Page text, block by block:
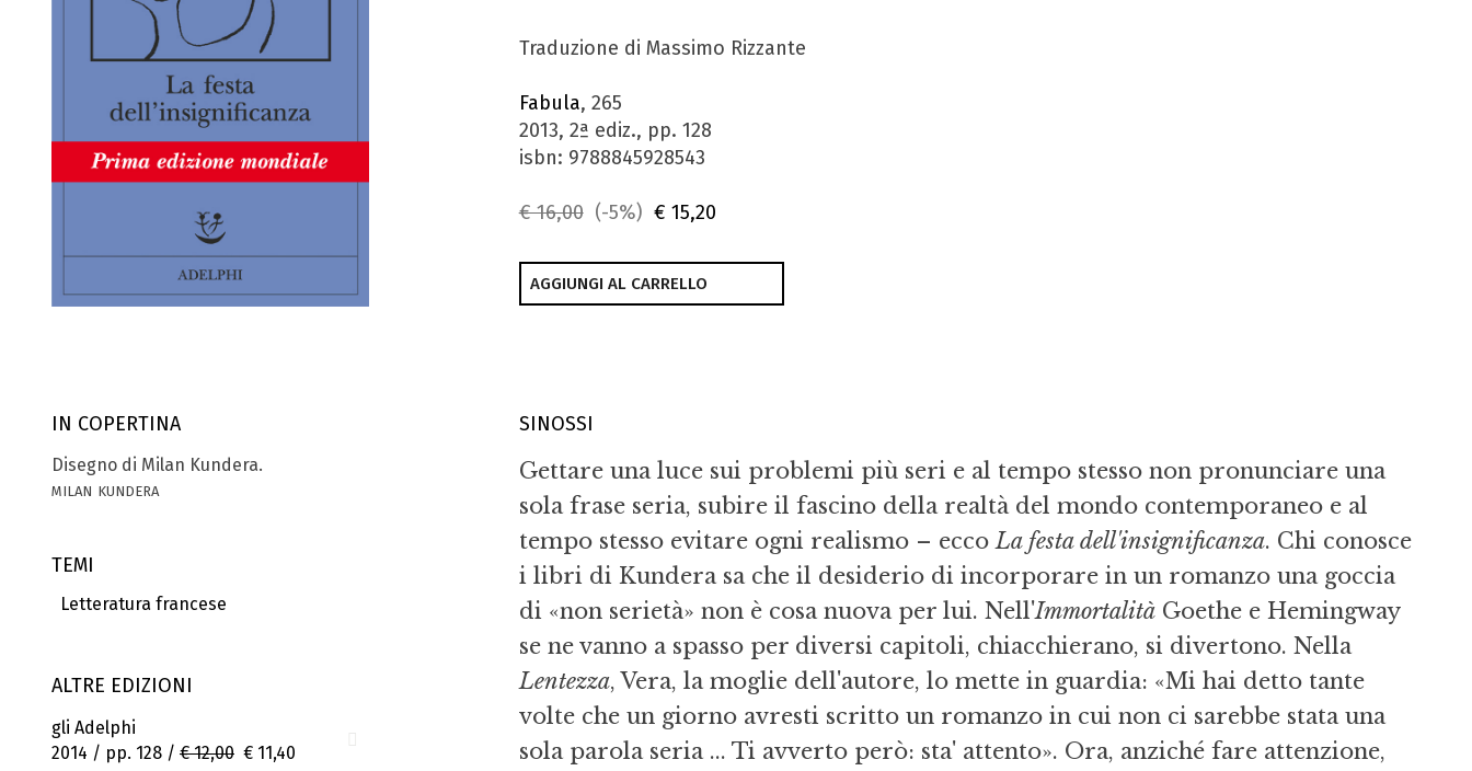
Traduzione di Massimo Rizzante
Fabula, 265
2013, 2ª ediz., pp. 128
isbn: 9788845928543
€ 16,00 (-5%) € 15,20
AGGIUNGI AL CARRELLO
IN COPERTINA
Disegno di Milan Kundera.
milan kundera
TEMI
Letteratura francese
ALTRE EDIZIONI
gli Adelphi
2014 / pp. 128 / € 12,00 € 11,40
SINOSSI
Gettare una luce sui problemi più seri e al tempo stesso non pronunciare una
sola frase seria, subire il fascino della realtà del mondo contemporaneo e al
tempo stes­so evitare ogni realismo – ecco La festa dell'insignifi­canza. Chi conosce
i libri di Kundera sa che il desiderio di incorporare in un romanzo una goccia
di «non serietà» non è cosa nuova per lui. Nell'Im­mortalitàGoe­the e Hemingway
se ne vanno a spasso per diversi capitoli, chiacchierano, si divertono. Nella
Lentezza, Vera, la moglie dell'autore, lo mette in guardia: «Mi hai detto tante
volte che un giorno avresti scritto un romanzo in cui non ci sarebbe stata una
sola parola seria ... Ti avverto pe­rò: sta' attento». Ora, anziché fare attenzione,